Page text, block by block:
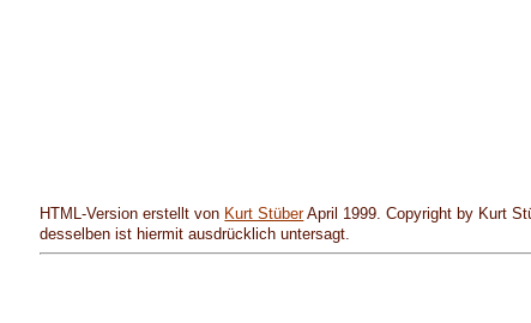
HTML-Version erstellt von Kurt StüberApril 1999. Copyright by Kurt
desselben ist hiermit ausdrücklich untersagt.